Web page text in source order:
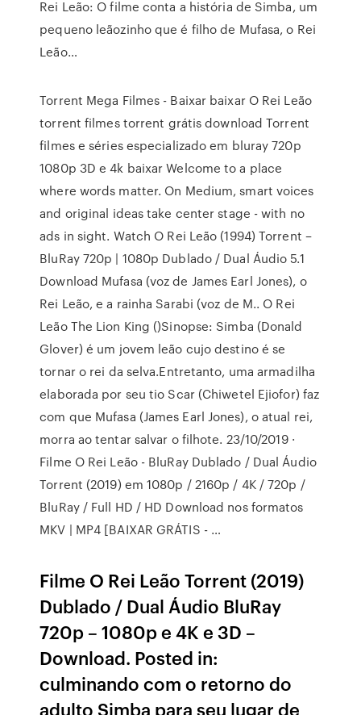
Rei Leão: O filme conta a história de Simba, um
pequeno leãozinho que é filho de Mufasa, o Rei
Leão…
Torrent Mega Filmes - Baixar baixar O Rei Leão
torrent filmes torrent grátis download Torrent
filmes e séries especializado em bluray 720p
1080p 3D e 4k baixar Welcome to a place
where words matter. On Medium, smart voices
and original ideas take center stage - with no
ads in sight. Watch O Rei Leão (1994) Torrent –
BluRay 720p | 1080p Dublado / Dual Áudio 5.1
Download Mufasa (voz de James Earl Jones), o
Rei Leão, e a rainha Sarabi (voz de M.. O Rei
Leão The Lion King ()Sinopse: Simba (Donald
Glover) é um jovem leão cujo destino é se
tornar o rei da selva.Entretanto, uma armadilha
elaborada por seu tio Scar (Chiwetel Ejiofor) faz
com que Mufasa (James Earl Jones), o atual rei,
morra ao tentar salvar o filhote. 23/10/2019 ·
Filme O Rei Leão - BluRay Dublado / Dual Áudio
Torrent (2019) em 1080p / 2160p / 4K / 720p /
BluRay / Full HD / HD Download nos formatos
MKV | MP4 [BAIXAR GRÁTIS - …
Filme O Rei Leão Torrent (2019)
Dublado / Dual Áudio BluRay
720p – 1080p e 4K e 3D –
Download. Posted in:
culminando com o retorno do
adulto Simba para seu lugar de